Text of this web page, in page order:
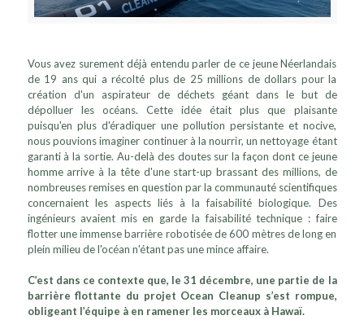
Vous avez surement déjà entendu parler de ce jeune Néerlandais
de 19 ans qui a récolté plus de 25 millions de dollars pour la
création d'un aspirateur de déchets géant dans le but de
dépolluer les océans. Cette idée était plus que plaisante
puisqu'en plus d'éradiquer une pollution persistante et nocive,
nous pouvions imaginer continuer à la nourrir, un nettoyage étant
garanti à la sortie. Au-delà des doutes sur la façon dont ce jeune
homme arrive à la tête d'une start-up brassant des millions, de
nombreuses remises en question par la communauté scientifiques
concernaient les aspects liés à la faisabilité biologique. Des
ingénieurs avaient mis en garde la faisabilité technique : faire
flotter une immense barrière robotisée de 600 mètres de long en
plein milieu de l'océan n'étant pas une mince affaire.
C’est dans ce contexte que, le 31 décembre, une partie de la
barrière flottante du projet Ocean Cleanup s’est rompue,
obligeant l’équipe à en ramener les morceaux à Hawaï.